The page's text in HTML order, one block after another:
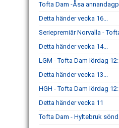
Tofta Dam -Åsa
Detta händer vecka 16...
Seriepremiär Norvalla -
Detta händer vecka 14...
LGM - Tofta Dam lördag
Detta händer vecka 13...
HGH - Tofta Dam lördag
Detta händer vecka 11
Tofta Dam - Hyltebruk